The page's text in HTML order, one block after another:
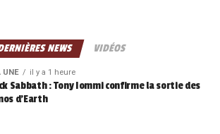
NEWS VIDÉOS
UNE il y a 1 heure
Sabbath : Tony Iommi confirme la sortie des
d’Earth